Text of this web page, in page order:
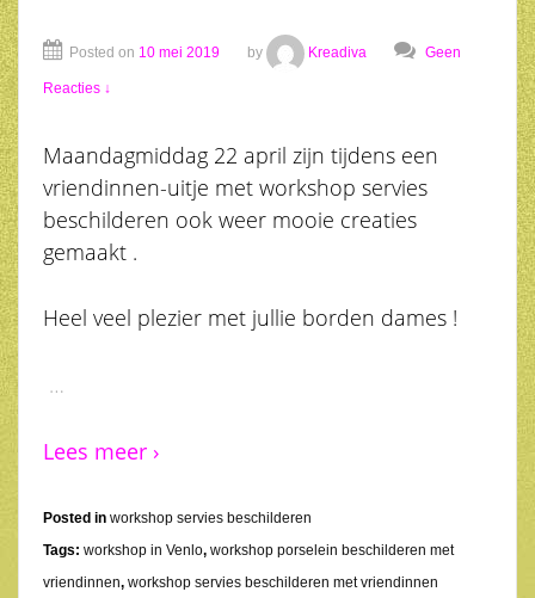
Posted on 10 mei 2019 by Kreadiva Geen
Reacties ↓
Maandagmiddag 22 april zijn tijdens een
vriendinnen-uitje met workshop servies
beschilderen ook weer mooie creaties
gemaakt .
Heel veel plezier met jullie borden dames !
…
Lees meer ›
Posted in workshop servies beschilderen
Tags: workshop in Venlo, workshop porselein beschilderen met
vriendinnen, workshop servies beschilderen met vriendinnen